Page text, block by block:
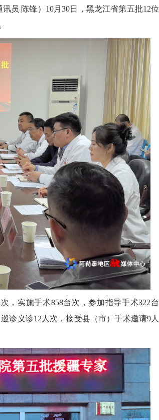
员 陈锋）10月30日，黑龙江省第五批12位
实施手术858台次，参加指导手术322台
诊义诊12人次，接受县（市）手术邀请9人